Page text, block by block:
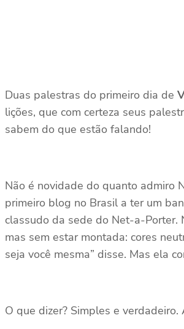
Duas palestras do primeiro dia de
lições, que com certeza seus
sabem do que estão falando!
Não é novidade do quanto admiro
primeiro blog no Brasil a ter um
classudo da sede do Net-a-Porter.
mas sem estar montada: cores
seja você mesma” disse. Mas ela
O que dizer? Simples e verdadeiro.